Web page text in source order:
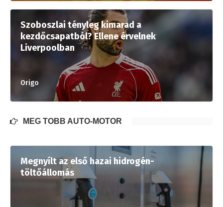
Szoboszlai tényleg kimarad a
kezdőcsapatból? Ellene érvelnek
Liverpoolban
Origo
MÉG TÖBB AUTÓ-MOTOR
Megnyílt az első hazai hidrogén-
töltőállomás